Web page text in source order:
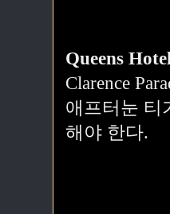
Queens
Clarence
애프터눈 티
해야 한다.